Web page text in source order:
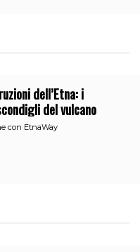
dell’Etna: i
del vulcano
con EtnaWay